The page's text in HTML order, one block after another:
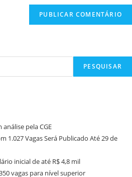
PESQUISAR
pela CGE
1.027 Vagas Será Publicado Até 29 de
inicial de até R$ 4,8 mil
vagas para nível superior